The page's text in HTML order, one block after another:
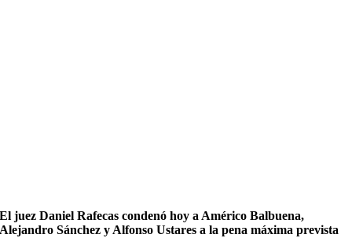
El juez Daniel Rafecas condenó hoy a Américo Balbuena,
Alejandro Sánchez y Alfonso Ustares a la pena máxima prevista